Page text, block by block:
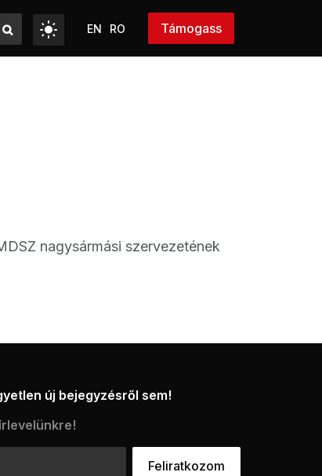
EN RO Támogass
nagysármási szervezetének
új bejegyzésről sem!